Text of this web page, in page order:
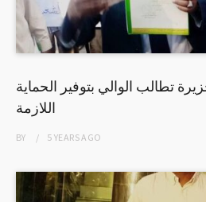
تطالب الوالي بتوفير الحماية
اللازمة
BY 5 YEARSAGO